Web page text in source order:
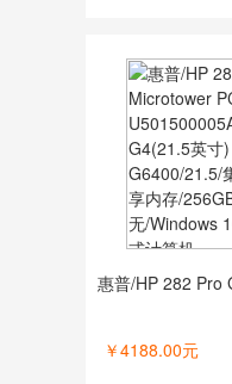
￥4188.00元